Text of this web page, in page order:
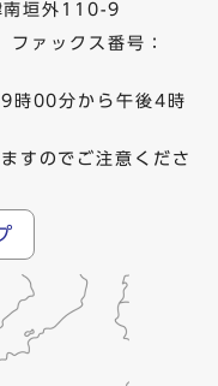
垣外110-9
ファックス番号：
時00分から午後4時
すのでご注意くださ